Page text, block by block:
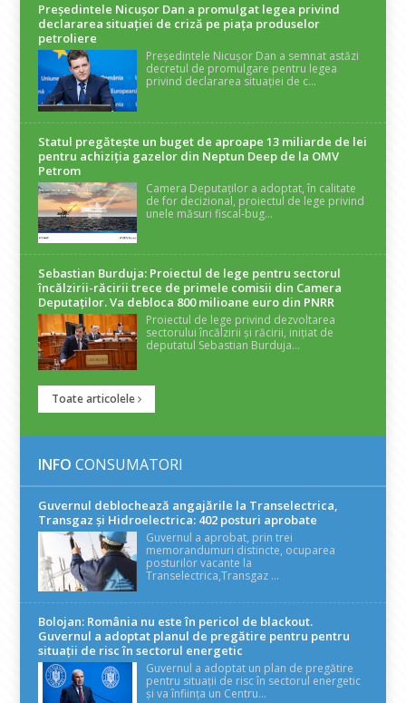
Președintele Nicuşor Dan a promulgat legea privind
declararea situaţiei de criză pe piaţa produselor
petroliere
Președintele Nicușor Dan a semnat astăzi
decretul de promulgare pentru legea
privind declararea situației de c...
Statul pregătește un buget de aproape 13 miliarde de lei
pentru achiziția gazelor din Neptun Deep de la OMV
Petrom
Camera Deputaților a adoptat, în calitate
de for decizional, proiectul de lege privind
unele măsuri fiscal-bug...
Sebastian Burduja: Proiectul de lege pentru sectorul
încălzirii-răcirii trece de primele comisii din Camera
Deputaților. Va debloca 800 milioane euro din PNRR
Proiectul de lege privind dezvoltarea
sectorului încălzirii și răcirii, inițiat de
deputatul Sebastian Burduja...
Toate articolele
INFO CONSUMATORI
Guvernul deblochează angajările la Transelectrica,
Transgaz și Hidroelectrica: 402 posturi aprobate
Guvernul a aprobat, prin trei
memorandumuri distincte, ocuparea
posturilor vacante la
Transelectrica,Transgaz ...
Bolojan: România nu este în pericol de blackout.
Guvernul a adoptat planul de pregătire pentru pentru
situații de risc în sectorul energetic
Guvernul a adoptat un plan de pregătire
pentru situații de risc în sectorul energetic
și va înființa un Centru...